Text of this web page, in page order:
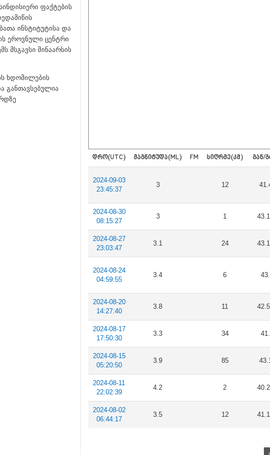
ფაქტების
ინსტიტუტისა და
ეროვნული ცენტრი
მსგავსი შინაარსის
ხდომილების
განთავსებულია
ᲓᲠᲝ(UTC) ᲛᲐᲒᲜᲘᲢᲣᲓᲐ(ML) FM ᲡᲘᲦᲠᲛᲔ(ᲙᲛ) ᲒᲐᲜ/
2024-09-03
23:45:37
3 12
2024-08-30
08:15:27
3 1
2024-08-27
23:03:47
3.1 24
2024-08-24
04:59:55
3.4 6
2024-08-20
14:27:40
3.8 11
2024-08-17
17:50:30
3.3 34
2024-08-15
05:20:50
3.9 85
2024-08-11
22:02:39
4.2 2
2024-08-02
06:44:17
3.5 12